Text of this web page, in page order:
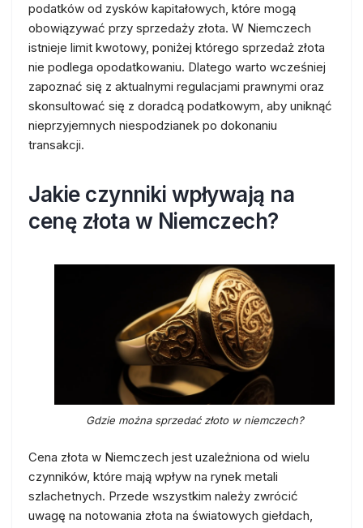
podatków od zysków kapitałowych, które mogą
obowiązywać przy sprzedaży złota. W Niemczech
istnieje limit kwotowy, poniżej którego sprzedaż złota
nie podlega opodatkowaniu. Dlatego warto wcześniej
zapoznać się z aktualnymi regulacjami prawnymi oraz
skonsultować się z doradcą podatkowym, aby uniknąć
nieprzyjemnych niespodzianek po dokonaniu
transakcji.
Jakie czynniki wpływają na
cenę złota w Niemczech?
Gdzie można sprzedać złoto w niemczech?
Cena złota w Niemczech jest uzależniona od wielu
czynników, które mają wpływ na rynek metali
szlachetnych. Przede wszystkim należy zwrócić
uwagę na notowania złota na światowych giełdach,